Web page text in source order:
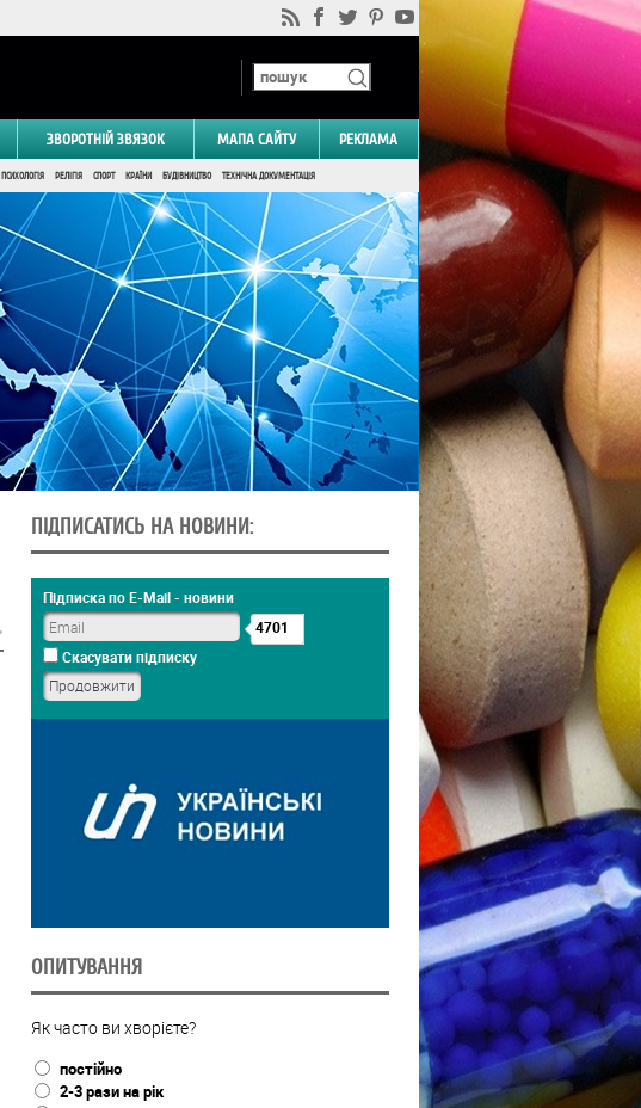
ЗВОРОТНІЙ ЗВЯЗОК МАПА САЙТУ РЕКЛАМА
ПСИХОЛОГІЯ РЕЛІГІЯ СПОРТ КРАЇНИ БУДІВНИЦТВО ТЕХНІЧНА ДОКУМЕНТАЦІЯ
ПІДПИСАТИСЬ НА НОВИНИ:
Підписка по E-Mail - новини
4701
Скасувати підписку
ОПИТУВАННЯ
Як часто ви хворієте?
постійно
2-3 рази на рік